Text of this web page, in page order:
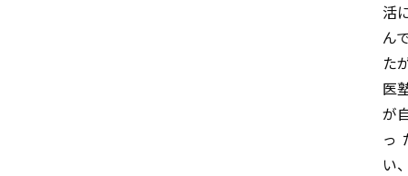
活
ん
た
医
が
っ
い